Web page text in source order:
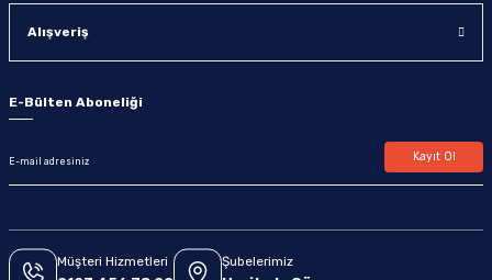
Alışveriş
E-Bülten Aboneliği
Kayıt Ol
Müşteri Hizmetleri Şubelerimiz